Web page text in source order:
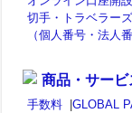
切手・トラベラー
（個人番号・法人番
商品・サービ
手数料 |GLOBAL